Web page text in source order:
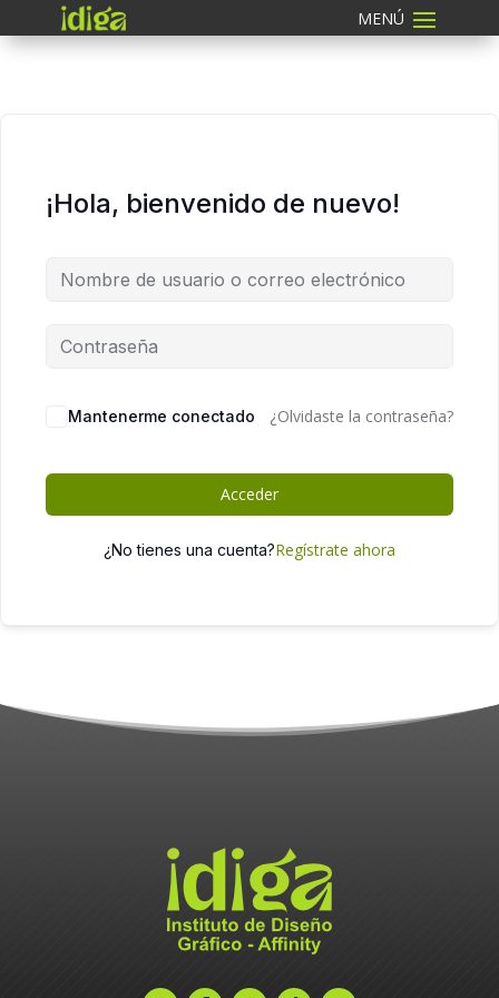
¡Hola, bienvenido de nuevo!
Mantenerme conectado ¿Olvidaste la contraseña?
Acceder
¿No tienes una cuenta?Regístrate ahora